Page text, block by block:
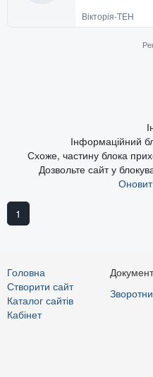
Вікторія-ТЕН
Інформаційний
Схоже, частину блока
Дозвольте сайт у
1
Головна
Створити сайт
Каталог сайтів
Кабінет